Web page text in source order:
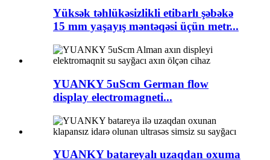
Yüksək təhlükəsizlikli etibarlı şəbəkə
15 mm yaşayış məntəqəsi üçün metr...
YUANKY 5uScm German flow
display electromagneti...
YUANKY batareyalı uzaqdan oxuma